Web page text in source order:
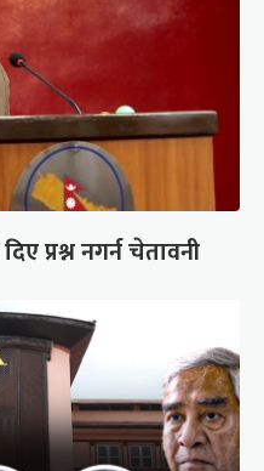
प्रश्न नगर्न चेतावनी